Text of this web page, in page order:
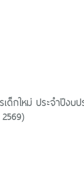
ด็กใหม่ ประจำปีงบ